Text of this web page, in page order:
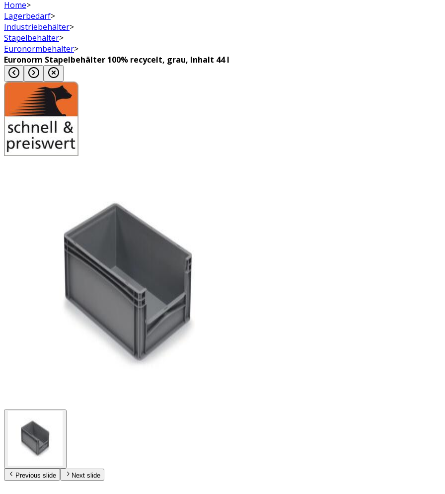
Home>
Lagerbedarf>
Industriebehälter>
Stapelbehälter>
Euronormbehälter>
Euronorm Stapelbehälter 100% recycelt, grau, Inhalt 44 l
Previous slide Next slide